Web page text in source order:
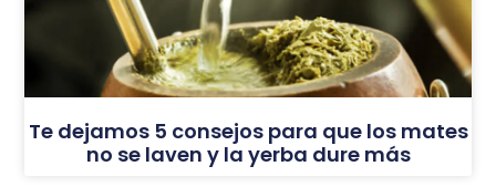
Te dejamos 5 consejos para que los mates
no se laven y la yerba dure más